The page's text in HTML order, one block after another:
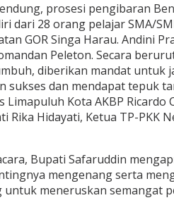
prosesi pengibaran
dari 28 orang pelajar SMA/
GOR Singa Harau. Andini
Peleton. Secara
diberikan mandat untuk
sukses dan mendapat tepuk
Limapuluh Kota AKBP
Rika Hidayati, Ketua TP-
Bupati Safaruddin
mengenang serta
meneruskan semangat